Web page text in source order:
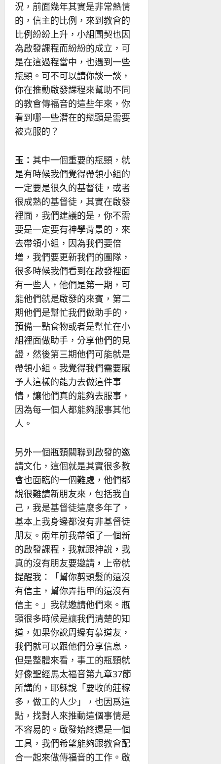
況，前面幾年其實是非常熱情
的，信主的比例，來到教會的
比例紛紛上升，小組團契也因
為啟發課程而紛紛的成立，可
是在這過程當中，也遇到一些
瓶頸。可不可以請你談一談，
你在推動啟發課程來幫助不同
的教會傳福音的這些年來，你
看到哪一些潛在的瓶頸是需要
被克服的？
玉： 其中一個重要的瓶頸，就
是有時候我們覺得帶領小組的
一定要是很久的基督徒，或者
很成熟的基督徒，其實在啟發
裡面，我們建議的是，你不需
要是一定要有神學背景的，來
去帶領小組，因為我們要倍
增，我們要更新我們的團隊，
很多時候我們看到在啟發裡面
有一些人，他們是第一期，可
能他們就是啟發的來賓，第二
期他們是幫忙我們做助手的，
預備一點食物或者是幫忙在小
組裡面做助手，分享他們的見
證，然後第三期他們可能就是
帶領小組。我覺得我們需要賦
予人這樣的能力去做這件事
情，讓他們真的能夠去服事，
因為每一個人都能夠服事其他
人。
另外一個瓶頸關聯到啟發的邀
請文化，這個就是其實很多教
會也面臨的一個難處，他們都
說很難請新朋友來，包括我自
己，我是基督徒這麼多年了，
基本上我身邊都沒有非基督徒
朋友。兩年前我帶領了一個新
的啟發課程，我就跟神說 ， 我
真的沒有朋友要邀請 ， 上帝就
提醒我：「幫你剪頭髮的還沒
有信主，幫你弄指甲的還沒有
信主。」我就邀請他們來。瓶
頸很多時候是讓我們清楚的知
道，如果你說周邊有慕道友，
我們就可以跟他們分享信息，
但是整體來看，事工的瓶頸就
好像聖經馬太福音第九章37節
所講的，耶穌說「要收的莊稼
多，做工的人少」，也因爲這
點，找對人來推動這個事情是
不容易的。啟發始終還是一個
工具，我們希望能夠跟教會配
合一起來做傳福音的工作。啟